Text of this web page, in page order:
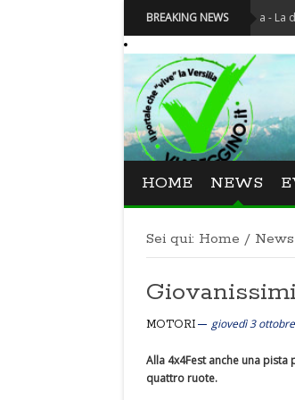
BREAKING NEWS
Festival La Versiliana - La direttrice
HOME NEWS
Sei qui: Home / News
MOTORI giovedì 3
Alla 4x4Fest anche una
quattro ruote.